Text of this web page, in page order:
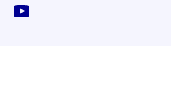
instagram